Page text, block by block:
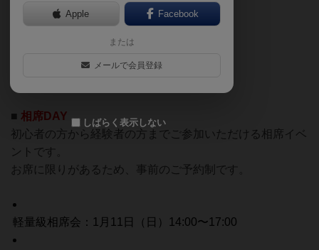
・第3木曜日 (15日)
・23日(金）19時〜閉店まで
・30日(金）18時〜閉店まで
■ 相席DAY
初心者の方から経験者の方までご参加いただける相席イベ
ントです。
お席に限りがあるため、事前のご予約制です。
軽量級相席会：1月11日（日）14:00〜17:00
Apple Facebook
または
メールで会員登録
しばらく表示しない